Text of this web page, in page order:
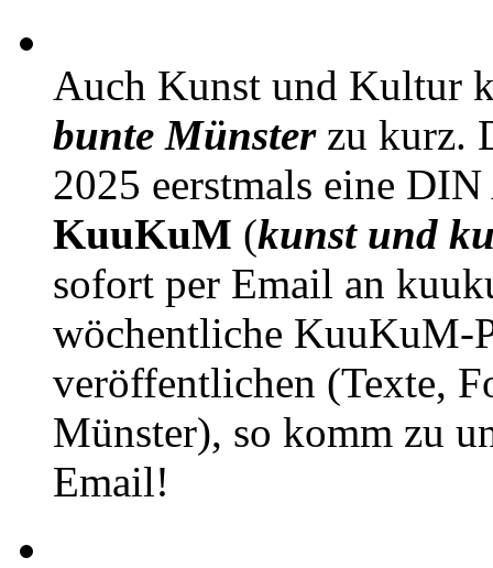
Auch Kunst und Kultur
bunte Münsterzu kurz.
2025 eerstmals eine
KuuKuM (kunst und
sofort per Email an
wöchentliche KuuKuM-
veröffentlichen (Texte,
Münster), so komm zu
Email!